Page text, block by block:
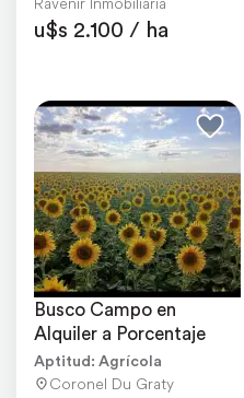
u$s 2.100 / ha
Busco Campo en
Alquiler a Porcentaje
Aptitud: Agrícola
Coronel Du Graty